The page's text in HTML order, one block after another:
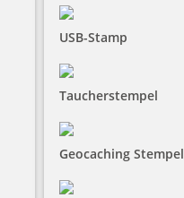
USB-Stamp
Taucherstempel
Geocaching Stempel